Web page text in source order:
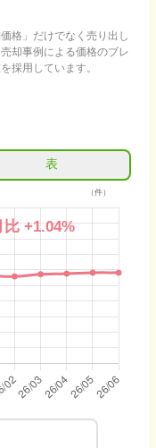
格」だけでなく売り出し
却事例による価格のブレ
採用しています。
表
（件）
比+1.04%